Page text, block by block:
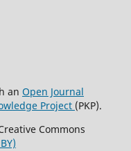
an Open Journal
Project (PKP).
Commons